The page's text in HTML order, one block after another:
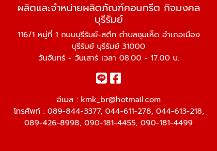
ผลิตและจำหน่ายผลิตภัณฑ์คอนกรีต กิจมงคล
บุรีรัมย์
116/1 หมู่ที่ 1 ถนนบุรีรัมย์-สตึก ตำบลชุมเห็ด อำเภอเมือง
บุรีรัมย์ บุรีรัมย์ 31000
วันจันทร์ - วันเสาร์ เวลา 08.00 - 17.00 น.
อีเมล : kmk_br@hotmail.com
โทรศัพท์ : 089-844-3377, 044-611-278, 044-613-218,
089-426-8998, 090-181-4455, 090-181-4499